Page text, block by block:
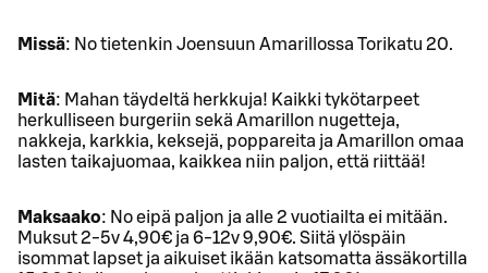
Missä: No tietenkin Joensuun Amarillossa Torikatu 20.
Mitä: Mahan täydeltä herkkuja! Kaikki tykötarpeet
herkulliseen burgeriin sekä Amarillon nugetteja,
nakkeja, karkkia, keksejä, poppareita ja Amarillon omaa
lasten taikajuomaa, kaikkea niin paljon, että riittää!
Maksaako: No eipä paljon ja alle 2 vuotiailta ei mitään.
Muksut 2-5v 4,90€ ja 6-12v 9,90€. Siitä ylöspäin
isommat lapset ja aikuiset ikään katsomatta ässäkortilla